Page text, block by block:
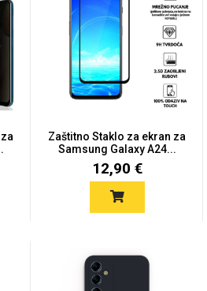
Zaštitno Staklo za ekran za
Samsung Galaxy A24...
12,90 €
TOP 100
Unicorn kolekcija
Sony